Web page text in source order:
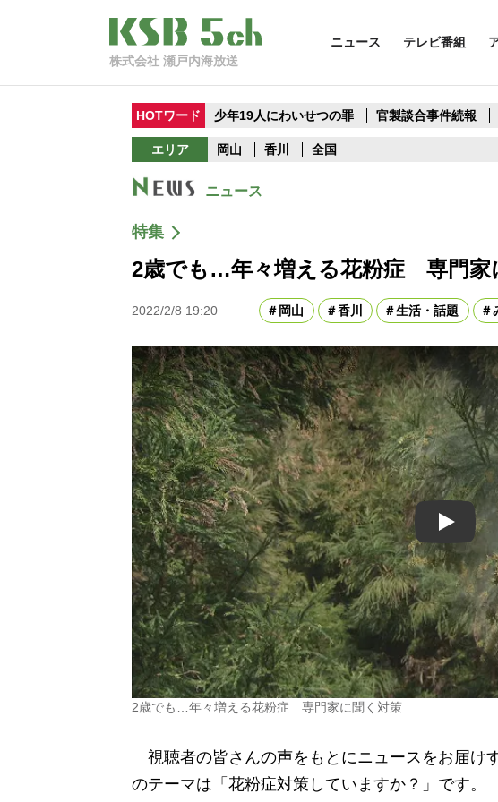
株式会社 瀬戸内海放送
ニュース テレビ番組
HOTワード 少年19人にわいせつの罪 官製談合事件続報
エリア 岡山 香川 全国
ニュース
特集
2歳でも…年々増える花粉症 専門家
2022/2/8 19:20 岡山 香川 生活・話題
Play
2歳でも…年々増える花粉症 専門家に聞く対策
視聴者の皆さんの声をもとにニュースをお届け
のテーマは「花粉症対策していますか？」です。